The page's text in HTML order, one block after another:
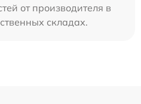
от производителя в
складах.